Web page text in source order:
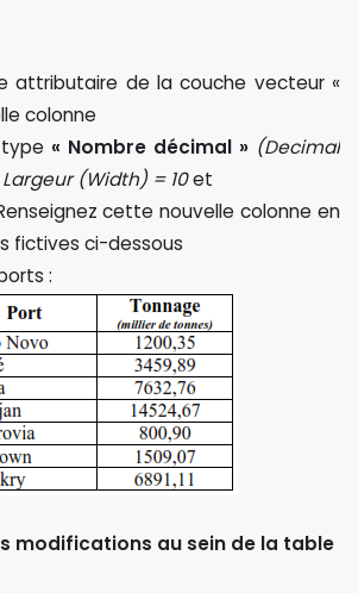
attributaire de la couche vecteur «
colonne
« Nombre décimal » (Decimal
(Width) = 10et
cette nouvelle colonne en
fictives ci-dessous
:
modifications au sein de la table